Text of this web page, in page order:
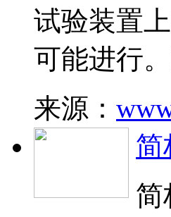
试验装置
可能进行
来源：
简
简